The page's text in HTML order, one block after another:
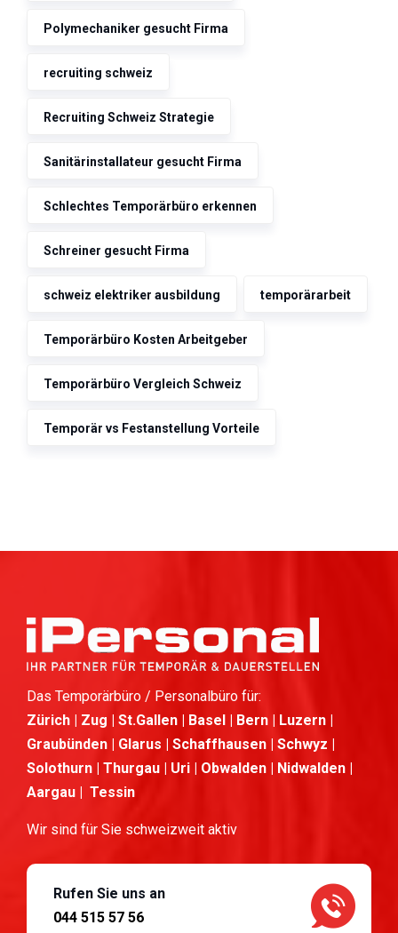
Polymechaniker gesucht Firma
recruiting schweiz
Recruiting Schweiz Strategie
Sanitärinstallateur gesucht Firma
Schlechtes Temporärbüro erkennen
Schreiner gesucht Firma
schweiz elektriker ausbildung temporärarbeit
Temporärbüro Kosten Arbeitgeber
Temporärbüro Vergleich Schweiz
Temporär vs Festanstellung Vorteile
Das Temporärbüro / Personalbüro für:
Zürich | Zug | St.Gallen | Basel | Bern | Luzern |
Graubünden | Glarus | Schaffhausen | Schwyz |
Solothurn | Thurgau | Uri | Obwalden | Nidwalden |
Aargau | Tessin
Wir sind für Sie schweizweit aktiv
Rufen Sie uns an
044 515 57 56